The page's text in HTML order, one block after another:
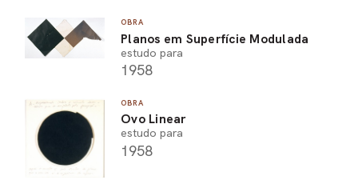
OBRA
Planos em Superfície Modulada
estudo para
1958
OBRA
Ovo Linear
estudo para
1958